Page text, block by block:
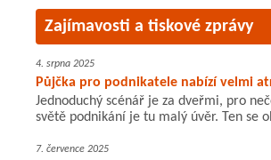
Zajímavosti a tiskové zprávy
4. srpna 2025
Půjčka pro podnikatele nabízí velmi
Jednoduchý scénář je za dveřmi, pro
světě podnikání je tu malý úvěr. Ten se
7. července 2025